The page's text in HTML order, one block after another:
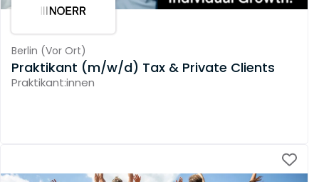
Berlin (Vor Ort)
Praktikant (m/w/d) Tax & Private Clients
Praktikant:innen